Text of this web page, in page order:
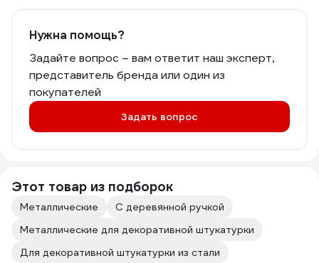
Нужна помощь?
Задайте вопрос – вам ответит наш эксперт,
представитель бренда или один из
покупателей
Задать вопрос
Этот товар из подборок
Металлические
С деревянной ручкой
Металлические для декоративной штукатурки
Для декоративной штукатурки из стали